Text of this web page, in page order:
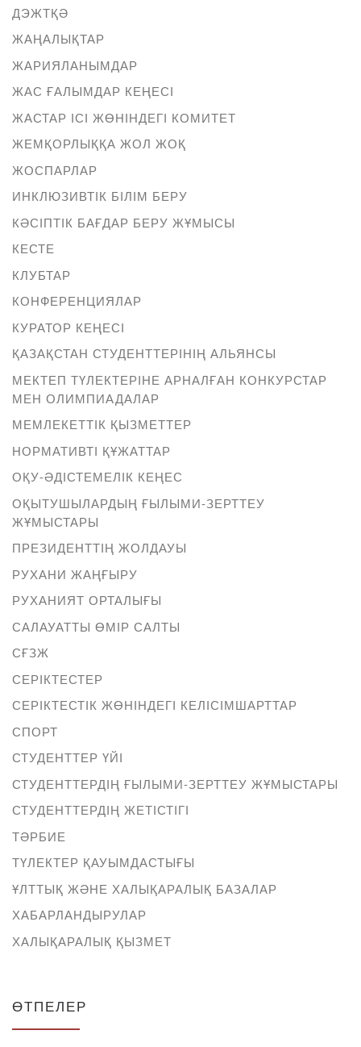
ДЭЖТҚӘ
ЖАҢАЛЫҚТАР
ЖАРИЯЛАНЫМДАР
ЖАС ҒАЛЫМДАР КЕҢЕСІ
ЖАСТАР ІСІ ЖӨНІНДЕГІ КОМИТЕТ
ЖЕМҚОРЛЫҚҚА ЖОЛ ЖОҚ
ЖОСПАРЛАР
ИНКЛЮЗИВТІК БІЛІМ БЕРУ
КӘСІПТІК БАҒДАР БЕРУ ЖҰМЫСЫ
КЕСТЕ
КЛУБТАР
КОНФЕРЕНЦИЯЛАР
КУРАТОР КЕҢЕСІ
ҚАЗАҚСТАН СТУДЕНТТЕРІНІҢ АЛЬЯНСЫ
МЕКТЕП ТҮЛЕКТЕРІНЕ АРНАЛҒАН КОНКУРСТАР
МЕН ОЛИМПИАДАЛАР
МЕМЛЕКЕТТІК ҚЫЗМЕТТЕР
НОРМАТИВТІ ҚҰЖАТТАР
ОҚУ-ӘДІСТЕМЕЛІК КЕҢЕС
ОҚЫТУШЫЛАРДЫҢ ҒЫЛЫМИ-ЗЕРТТЕУ
ЖҰМЫСТАРЫ
ПРЕЗИДЕНТТІҢ ЖОЛДАУЫ
РУХАНИ ЖАҢҒЫРУ
РУХАНИЯТ ОРТАЛЫҒЫ
САЛАУАТТЫ ӨМІР САЛТЫ
СҒЗЖ
СЕРІКТЕСТЕР
СЕРІКТЕСТІК ЖӨНІНДЕГІ КЕЛІСІМШАРТТАР
СПОРТ
СТУДЕНТТЕР ҮЙІ
СТУДЕНТТЕРДІҢ ҒЫЛЫМИ-ЗЕРТТЕУ ЖҰМЫСТАРЫ
СТУДЕНТТЕРДІҢ ЖЕТІСТІГІ
ТӘРБИЕ
ТҮЛЕКТЕР ҚАУЫМДАСТЫҒЫ
ҰЛТТЫҚ ЖӘНЕ ХАЛЫҚАРАЛЫҚ БАЗАЛАР
ХАБАРЛАНДЫРУЛАР
ХАЛЫҚАРАЛЫҚ ҚЫЗМЕТ
ӨТПЕЛЕР